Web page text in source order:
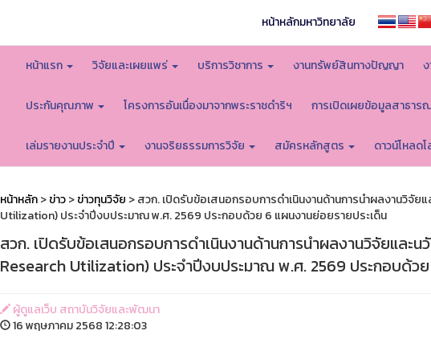
หน้าหลักมหาวิทยาลัย
หน้าแรก วิจัยและเผยแพร่ บริการวิชาการ งานทรัพย์สินทางปัญญา
ประกันคุณภาพ โครงการอันเนื่องมาจากพระราชดำริฯ การเปิดเผยข้อมูลสาธารณ
เล่มรายงานประจำปี งานจริยธรรมการวิจัย สมัครหลักสูตร ดาวน์โหลดโ
หน้าหลัก>ข่าว>ข่าวทุนวิจัย > สวก. เปิดรับข้อเสนอกรอบการดำเนินงานด้านการนำผลงานวิจัย
Utilization) ประจำปีงบประมาณ พ.ศ. 2569 ประกอบด้วย 6 แผนงานย่อยรายประเด็น
สวก. เปิดรับข้อเสนอกรอบการดำเนินงานด้านการนำผลงานวิจัยและน
Research Utilization) ประจำปีงบประมาณ พ.ศ. 2569 ประกอบด้ว
ผู้ดูแลเว็บ สถาบันวิจัยและพัฒนา
16 พฤษภาคม 2568 12:28:03